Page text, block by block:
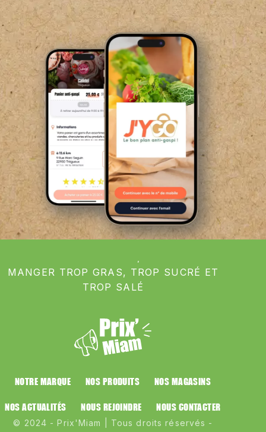
MANGER TROP GRAS, TROP SUCRÉ ET
TROP SALÉ
NOTRE MARQUE NOS PRODUITS
NOS MAGASINS
NOS ACTUALITÉS
NOUS REJOINDRE NOUS CONTACTER
© 2024 - Prix'Miam | Tous droits réservés -